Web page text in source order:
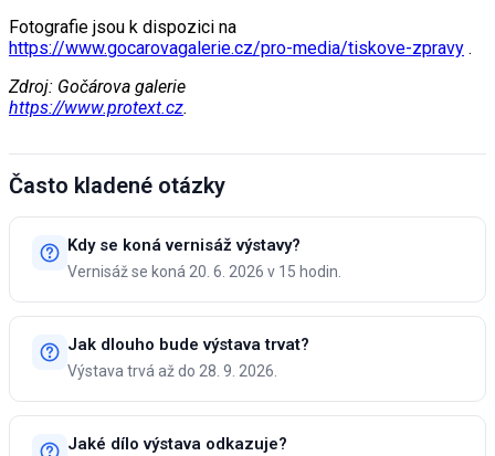
Fotografie jsou k dispozici na
https://www.gocarovagalerie.cz/pro-media/tiskove-zpravy .
Zdroj: Gočárova galerie
https://www.protext.cz.
Často kladené otázky
Kdy se koná vernisáž výstavy?
Vernisáž se koná 20. 6. 2026 v 15 hodin.
Jak dlouho bude výstava trvat?
Výstava trvá až do 28. 9. 2026.
Jaké dílo výstava odkazuje?